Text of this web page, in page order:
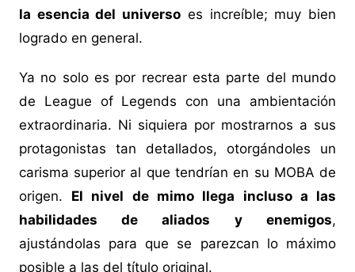
la esencia del universo es increíble; muy bien
logrado en general.
Ya no solo es por recrear esta parte del mundo
de League of Legends con una ambientación
extraordinaria. Ni siquiera por mostrarnos a sus
protagonistas tan detallados, otorgándoles un
carisma superior al que tendrían en su MOBA de
origen. El nivel de mimo llega incluso a las
habilidades de aliados y enemigos,
ajustándolas para que se parezcan lo máximo
posible a las del título original.